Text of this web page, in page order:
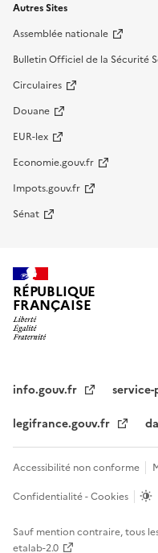
Autres Sites
Assemblée nationale
Bulletin Officiel de la Sécurité
Circulaires
Douane
EUR-lex
Economie.gouv.fr
Impots.gouv.fr
Sénat
RÉPUBLIQUE
FRANÇAISE
info.gouv.fr
legifrance.gouv.fr
Accessibilité non conforme
Confidentialité - Cookies
Sauf mention contraire, tous
etalab-2.0